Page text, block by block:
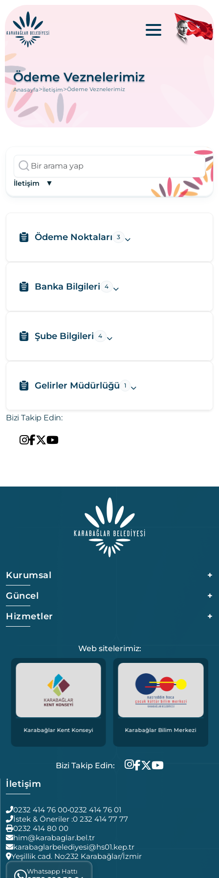
Ödeme Veznelerimiz
Anasayfa>İletişim>Ödeme Veznelerimiz
İletişim ▼
Ödeme Noktaları 3
Banka Bilgileri 4
Şube Bilgileri 4
Gelirler Müdürlüğü 1
Bizi Takip Edin:
Kurumsal
+
Güncel
+
Hizmetler
+
Web sitelerimiz:
Karabağlar Kent Konseyi Karabağlar Bilim Merkezi
Bizi Takip Edin:
İletişim
0232 414 76 00•0232 414 76 01
İstek & Öneriler :0 232 414 77 77
0232 414 80 00
him@karabaglar.bel.tr
karabaglarbelediyesi@hs01.kep.tr
Yeşillik cad. No:232 Karabağlar/İzmir
Whatsapp Hattı